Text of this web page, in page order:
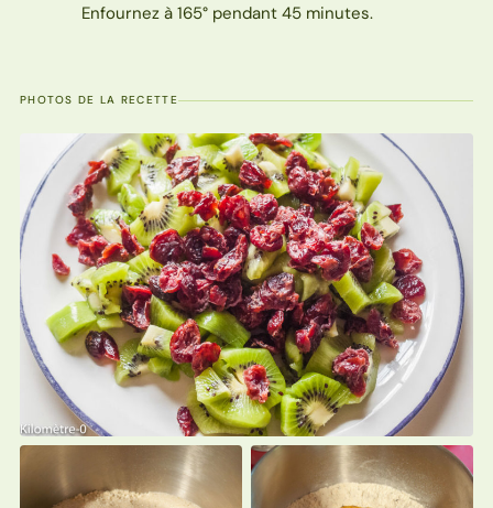
Enfournez à 165° pendant 45 minutes.
PHOTOS DE LA RECETTE